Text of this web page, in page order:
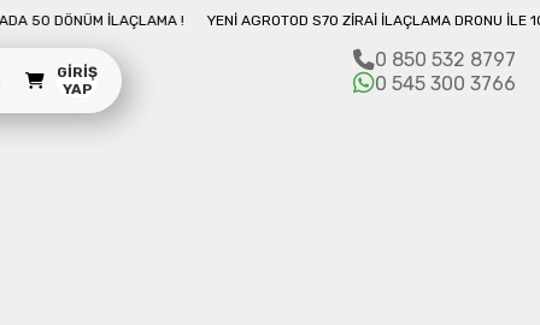
İLAÇLAMA ! YENI AGROTOD S70 ZIRAI İLAÇLAMA DRONU İLE 10
GIRIŞ
YAP
0 850 532 8797
0 545 300 3766